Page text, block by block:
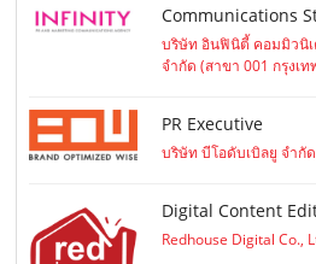
Communications
บริษัท อินฟินิตี้ คอมมิวนิ
จำกัด (สาขา 001 กรุงเท
PR Executive
บริษัท บีโอดับเบิลยู จำกัด
Digital Content
Redhouse Digital Co.,